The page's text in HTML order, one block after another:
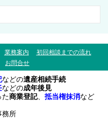
業務案内
初回相談までの流れ
お問合せ
などの遺産相続手続
などの成年後見
た商業登記、 抵当権抹消など
務所